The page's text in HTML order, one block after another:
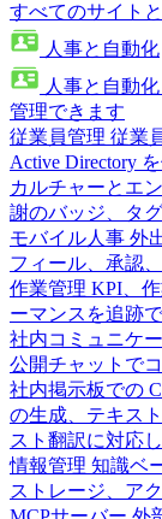
すべてのサイト
人事と自動化
人事と自動化
管理できます
従業員管理 従業
Active Directory
カルチャーとエ
謝のバッジ、タ
モバイル人事 外
フィール、承認
作業管理 KPI、
ーマンスを追跡
社内コミュニケ
公開チャットで
社内掲示板での
の生成、テキス
スト翻訳に対応
情報管理 知識ベ
ストレージ、ア